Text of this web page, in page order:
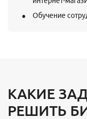
Обучение
КАКИЕ
РЕШИТЬ